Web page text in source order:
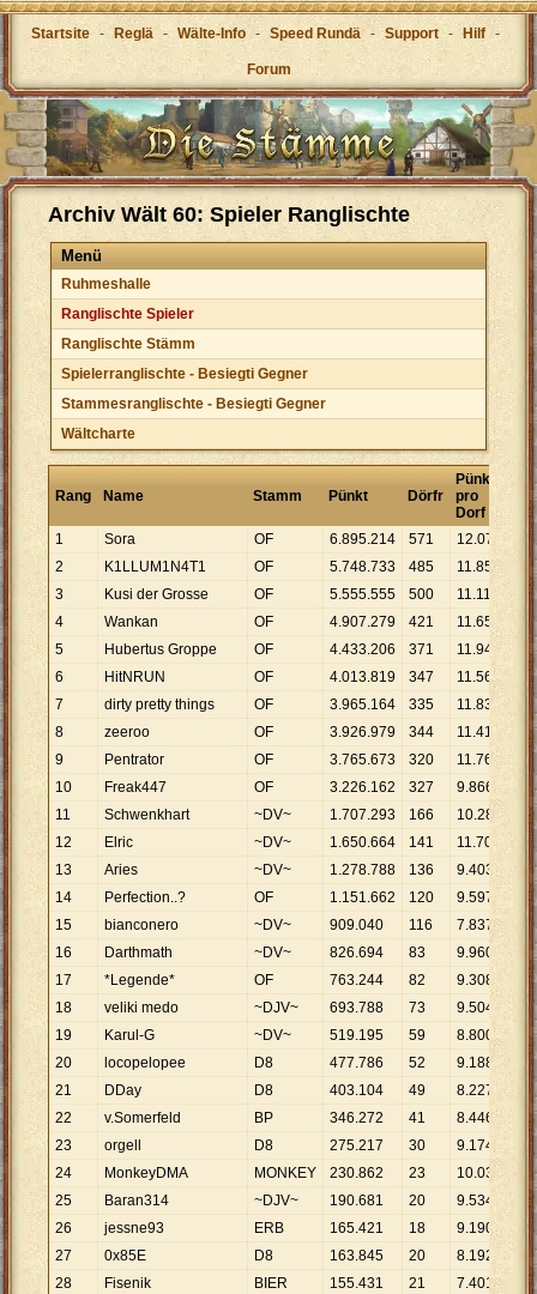
Startsite - Reglä - Wälte-Info - Speed Rundä - Support - Hilf -
Forum
Archiv Wält 60: Spieler Ranglischte
Menü
Ruhmeshalle
Ranglischte Spieler
Ranglischte Stämm
Spielerranglischte - Besiegti Gegner
Stammesranglischte - Besiegti Gegner
Wältcharte
Rang Name Stamm Pünkt Dörfr
Pünkt
pro
Dorf
1
Sora OF 6.895.214 571 12.076
2
K1LLUM1N4T1 OF 5.748.733 485 11.853
3
Kusi der Grosse OF 5.555.555 500 11.111
4
Wankan OF 4.907.279 421 11.656
5
Hubertus Groppe OF 4.433.206 371 11.949
6
HitNRUN OF 4.013.819 347 11.567
7
dirty pretty things OF 3.965.164 335 11.836
8
zeeroo OF 3.926.979 344 11.416
9
Pentrator OF 3.765.673 320 11.768
10
Freak447 OF 3.226.162 327 9.866
11
Schwenkhart ~DV~ 1.707.293 166 10.285
12
Elric ~DV~ 1.650.664 141 11.707
13
Aries ~DV~ 1.278.788 136 9.403
14
Perfection..? OF 1.151.662 120 9.597
15
bianconero ~DV~ 909.040 116 7.837
16
Darthmath ~DV~ 826.694 83 9.960
17
*Legende* OF 763.244 82 9.308
18
veliki medo ~DJV~ 693.788 73 9.504
19
Karul-G ~DV~ 519.195 59 8.800
20
locopelopee D8 477.786 52 9.188
21
DDay D8 403.104 49 8.227
22
v.Somerfeld BP 346.272 41 8.446
23
orgell D8 275.217 30 9.174
24
MonkeyDMA MONKEY 230.862 23 10.037
25
Baran314 ~DJV~ 190.681 20 9.534
26
jessne93 ERB 165.421 18 9.190
27
0x85E D8 163.845 20 8.192
28
Fisenik BIER 155.431 21 7.401